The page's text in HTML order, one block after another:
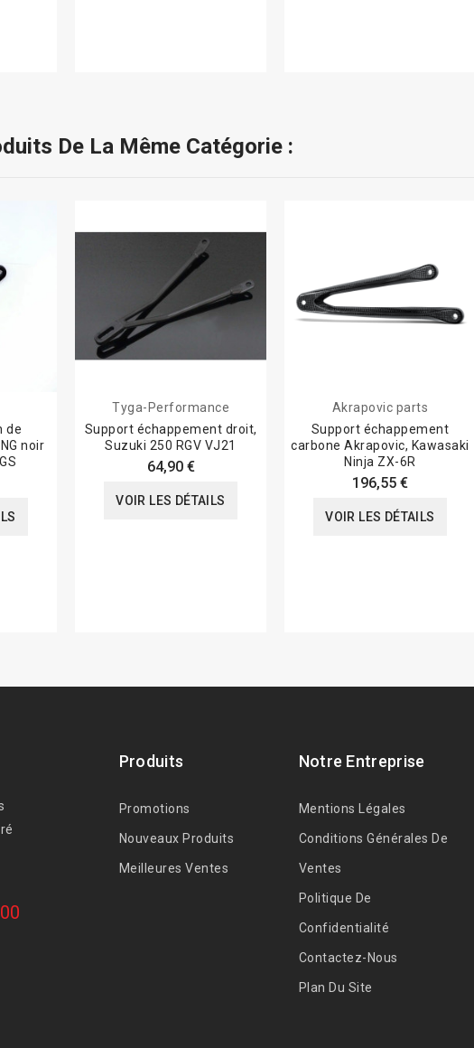
De La Même Catégorie :
de
noir
Tyga-Performance
Support échappement droit,
Suzuki 250 RGV VJ21
64,90 €
VOIR LES DÉTAILS
Akrapovic parts
Support échappement
carbone Akrapovic, Kawasaki
Ninja ZX-6R
196,55 €
VOIR LES DÉTAILS
Produits
Promotions
Nouveaux Produits
Meilleures Ventes
Notre Entreprise
Mentions Légales
Conditions Générales De
Ventes
Politique De
Confidentialité
Contactez-Nous
Plan Du Site